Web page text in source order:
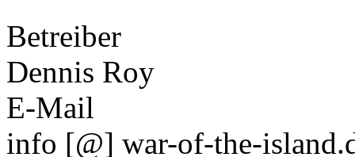
Betreiber
Dennis Roy
E-Mail
info [@] war-of-the-